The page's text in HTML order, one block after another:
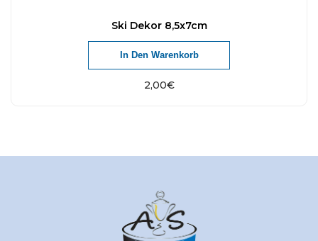
Ski Dekor 8,5x7cm
2,00€
In Den Warenkorb